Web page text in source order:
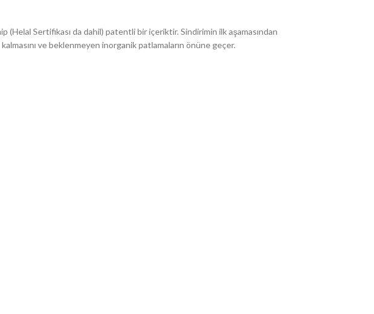
(Helal Sertifikası da dahil) patentli bir içeriktir. Sindirimin ilk aşamasından
ve beklenmeyen inorganik patlamaların önüne geçer.